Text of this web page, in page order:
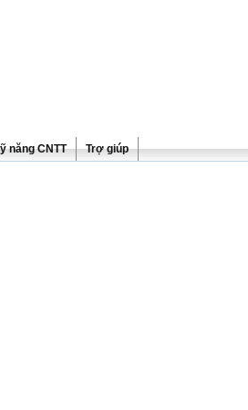
năng CNTT Trợ giúp